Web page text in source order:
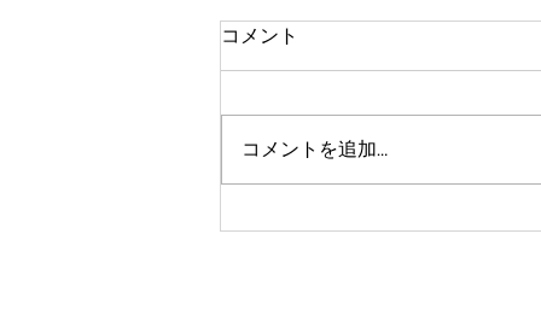
文旦の摘果
コメント
コメントを追加…